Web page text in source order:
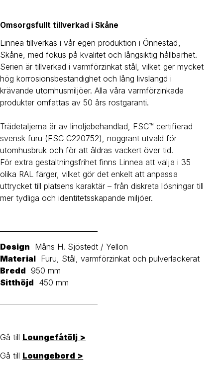
Omsorgsfullt tillverkad i Skåne
Linnea tillverkas i vår egen produktion i Önnestad,
Skåne, med fokus på kvalitet och långsiktig hållbarhet.
Serien är tillverkad i varmförzinkat stål, vilket ger mycket
hög korrosionsbeständighet och lång livslängd i
krävande utomhusmiljöer. Alla våra varmförzinkade
produkter omfattas av 50 års rostgaranti.
Trädetaljerna är av linoljebehandlad, FSC™ certifierad
svensk furu (FSC C220752), noggrant utvald för
utomhusbruk och för att åldras vackert över tid.
För extra gestaltningsfrihet finns Linnea att välja i 35
olika RAL färger, vilket gör det enkelt att anpassa
uttrycket till platsens karaktär – från diskreta lösningar till
mer tydliga och identitetsskapande miljöer.
Design Måns H. Sjöstedt / Yellon
Material Furu, Stål, varmförzinkat och pulverlackerat
Bredd 950 mm
Sitthöjd 450 mm
Gå till Loungefåtölj >
Gå till Loungebord >